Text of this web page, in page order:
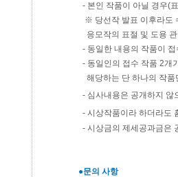
- 본인 작품이 아닐 경우(
※ 당선작 발표 이후라도
응모작의 표절 및 도용
- 동일한 내용의 작품이
- 동일인의 접수 작품 2개
해당하는 단 하나의 작품
- 심사내용은 공개하지 않
- 시상작품이라 하더라도
- 시상금의 제세공과금은
●문의 사항